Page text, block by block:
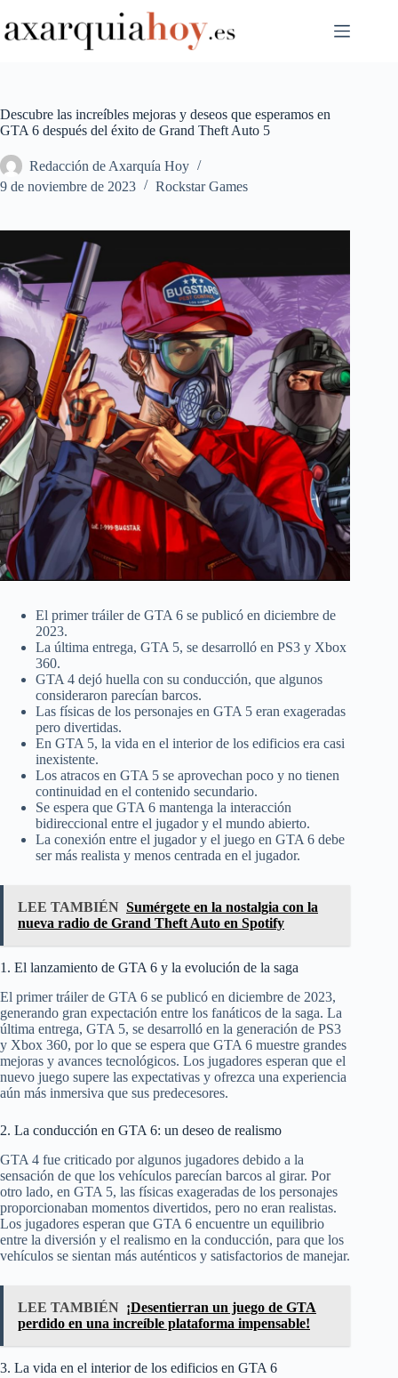
al
contenido
Descubre las increíbles mejoras y deseos que esperamos en
GTA 6 después del éxito de Grand Theft Auto 5
Redacción de Axarquía Hoy
9 de noviembre de 2023
Rockstar Games
El primer tráiler de GTA 6 se publicó en diciembre de
2023.
La última entrega, GTA 5, se desarrolló en PS3 y Xbox
360.
GTA 4 dejó huella con su conducción, que algunos
consideraron parecían barcos.
Las físicas de los personajes en GTA 5 eran exageradas
pero divertidas.
En GTA 5, la vida en el interior de los edificios era casi
inexistente.
Los atracos en GTA 5 se aprovechan poco y no tienen
continuidad en el contenido secundario.
Se espera que GTA 6 mantenga la interacción
bidireccional entre el jugador y el mundo abierto.
La conexión entre el jugador y el juego en GTA 6 debe
ser más realista y menos centrada en el jugador.
LEE TAMBIÉN Sumérgete en la nostalgia con la
nueva radio de Grand Theft Auto en Spotify
1. El lanzamiento de GTA 6 y la evolución de la saga
El primer tráiler de GTA 6 se publicó en diciembre de 2023,
generando gran expectación entre los fanáticos de la saga. La
última entrega, GTA 5, se desarrolló en la generación de PS3
y Xbox 360, por lo que se espera que GTA 6 muestre grandes
mejoras y avances tecnológicos. Los jugadores esperan que el
nuevo juego supere las expectativas y ofrezca una experiencia
aún más inmersiva que sus predecesores.
2. La conducción en GTA 6: un deseo de realismo
GTA 4 fue criticado por algunos jugadores debido a la
sensación de que los vehículos parecían barcos al girar. Por
otro lado, en GTA 5, las físicas exageradas de los personajes
proporcionaban momentos divertidos, pero no eran realistas.
Los jugadores esperan que GTA 6 encuentre un equilibrio
entre la diversión y el realismo en la conducción, para que los
vehículos se sientan más auténticos y satisfactorios de manejar.
LEE TAMBIÉN ¡Desentierran un juego de GTA
perdido en una increíble plataforma impensable!
3. La vida en el interior de los edificios en GTA 6